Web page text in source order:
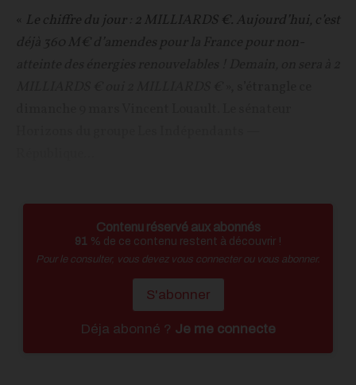
« Le chiffre du jour : 2 MILLIARDS €. Aujourd’hui, c’est
Contenu réservé aux abonnés
91 % de ce contenu restent à découvrir !
Pour le consulter, vous devez vous connecter ou vous abonner.
S'abonner
Déja abonné ? Je me connecte